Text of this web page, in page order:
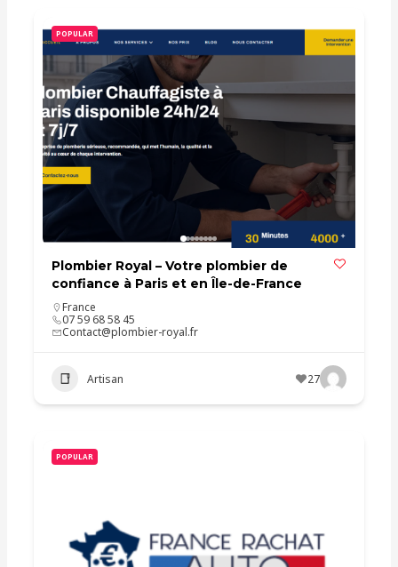
POPULAR
Plombier Royal – Votre plombier de
confiance à Paris et en Île-de-France
France
07 59 68 58 45
Contact@plombier-royal.fr
Artisan 27
POPULAR